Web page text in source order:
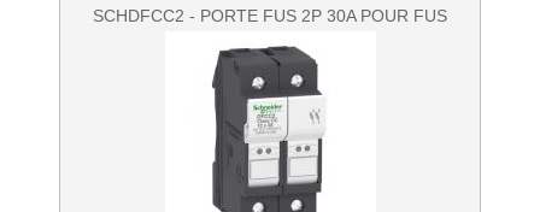
SCHDFCC2 - PORTE FUS 2P 30A POUR FUS